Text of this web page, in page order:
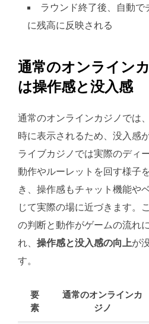
ラウンド終了後、自動で
に残高に反映される
通常のオンライン
は操作感と没入感
通常のオンラインカジノでは
時に表示されるため、没入感
ライブカジノでは実際のディ
動作やルーレットを回す様子
き、操作感もチャット機能や
じて実際の場に近づきます。
の判断と動作がゲームの流れ
れ、 操作感と没入感の向上が
す。
要
素
通常のオンラインカ
ジノ